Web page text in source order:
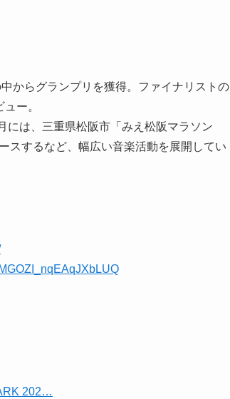
からグランプリを獲得。ファイナリストの
ー。
には、三重県松阪市「みえ松阪マラソン
スするなど、幅広い音楽活動を展開してい
202…